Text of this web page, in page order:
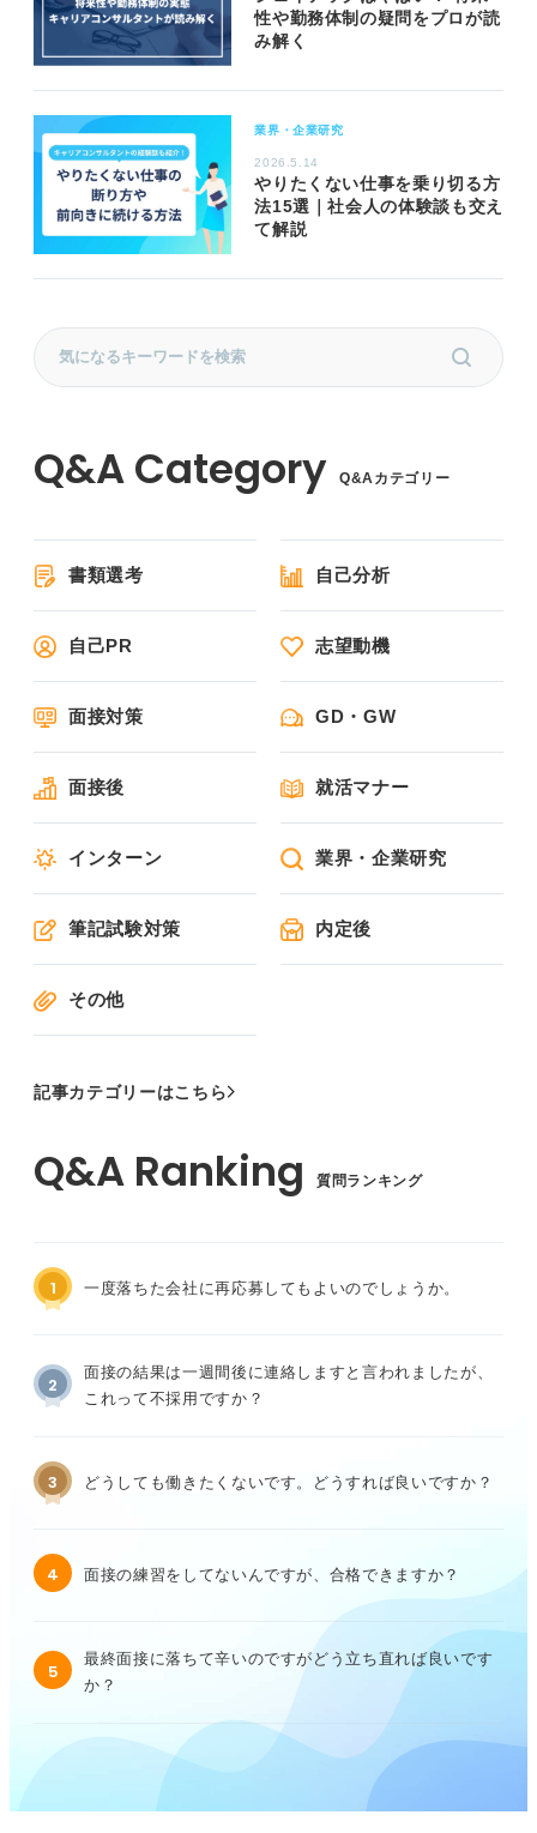
性や勤務体制の疑問をプロが読
み解く
業界・企業研究
2026.5.14
やりたくない仕事を乗り切る方
法15選｜社会人の体験談も交え
て解説
Q&Aカテゴリー
書類選考 自己分析
自己PR 志望動機
面接対策 GD・GW
面接後 就活マナー
インターン 業界・企業研究
筆記試験対策 内定後
その他
記事カテゴリーはこちら
質問ランキング
1 一度落ちた会社に再応募してもよいのでしょうか。
2
面接の結果は一週間後に連絡しますと言われましたが、
これって不採用ですか？
3 どうしても働きたくないです。どうすれば良いですか？
4 面接の練習をしてないんですが、合格できますか？
5
最終面接に落ちて辛いのですがどう立ち直れば良いです
か？